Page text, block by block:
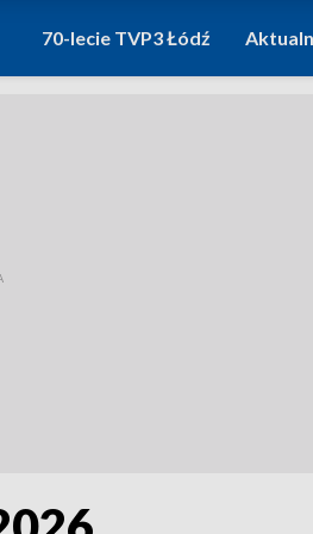
70-lecie TVP3 Łódź